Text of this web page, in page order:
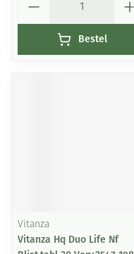
Bestel
Vitanza
Vitanza Hq Duo Life Nf